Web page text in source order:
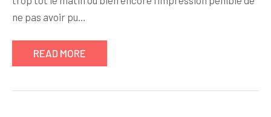
ne pas avoir pu…
READ MORE